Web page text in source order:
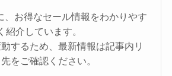
、お得なセール情報をわかりやす
紹介しています。
するため、最新情報は記事内リ
をご確認ください。